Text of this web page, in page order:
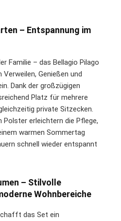
– Entspannung im
Familie – das Bellagio Pilago
Genießen und
Dank der großzügigen
Platz für mehrere
private Sitzecken.
Polster erleichtern die Pflege,
warmen Sommertag
schnell wieder entspannt
– Stilvolle
Wohnbereiche
das Set ein